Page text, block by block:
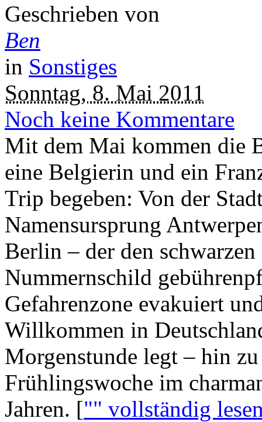
Geschrieben von
Ben
in Sonstiges
Sonntag, 8. Mai 2011
Noch keine Kommentare
Mit dem Mai kommen die
eine Belgierin und ein
Trip begeben: Von der
Namensursprung
Berlin – der den
Nummernschild
Gefahrenzone evakuiert
Willkommen in
Morgenstunde legt – hin
Frühlingswoche im
Jahren. ["" vollständig